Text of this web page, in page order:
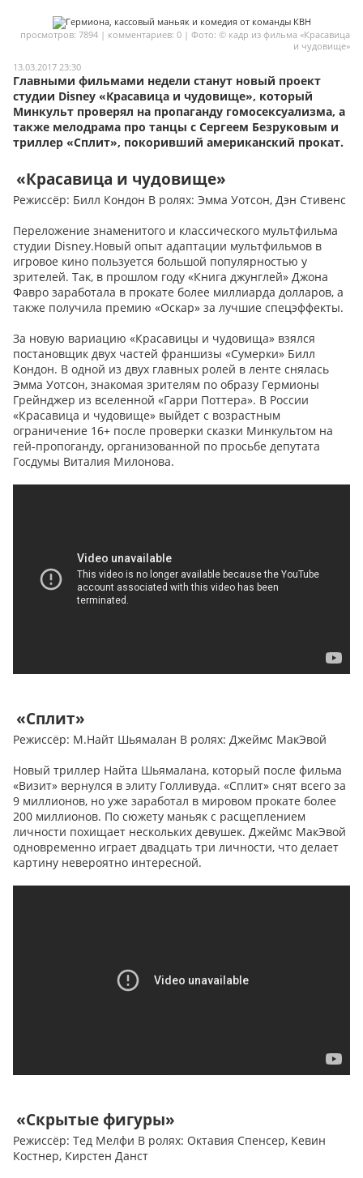
Мои материалы
Моя личная афиша
Перечитать
просмотров: 7894 | комментариев: 0 | Фото: © кадр из фильма «Красавица
и чудовище»
13.03.2017 23:30
Главными фильмами недели станут новый проект
студии Disney «Красавица и чудовище», который
Минкульт проверял на пропаганду гомосексуализма, а
также мелодрама про танцы с Сергеем Безруковым и
триллер «Сплит», покоривший американский прокат.
«Красавица и чудовище»
Режиссёр: Билл Кондон В ролях: Эмма Уотсон, Дэн Стивенс
Переложение знаменитого и классического мультфильма
студии Disney.Новый опыт адаптации мультфильмов в
игровое кино пользуется большой популярностью у
зрителей. Так, в прошлом году «Книга джунглей» Джона
Фавро заработала в прокате более миллиарда долларов, а
также получила премию «Оскар» за лучшие спецэффекты.
За новую вариацию «Красавицы и чудовища» взялся
постановщик двух частей франшизы «Сумерки» Билл
Кондон. В одной из двух главных ролей в ленте снялась
Эмма Уотсон, знакомая зрителям по образу Гермионы
Грейнджер из вселенной «Гарри Поттера». В России
«Красавица и чудовище» выйдет с возрастным
ограничение 16+ после проверки сказки Минкультом на
гей-пропоганду, организованной по просьбе депутата
Госдумы Виталия Милонова.
«Сплит»
Режиссёр: М.Найт Шьямалан В ролях: Джеймс МакЭвой
Новый триллер Найта Шьямалана, который после фильма
«Визит» вернулся в элиту Голливуда. «Сплит» снят всего за
9 миллионов, но уже заработал в мировом прокате более
200 миллионов. По сюжету маньяк с расщеплением
личности похищает нескольких девушек. Джеймс МакЭвой
одновременно играет двадцать три личности, что делает
картину невероятно интересной.
«Скрытые фигуры»
Режиссёр: Тед Мелфи В ролях: Октавия Спенсер, Кевин
Костнер, Кирстен Данст